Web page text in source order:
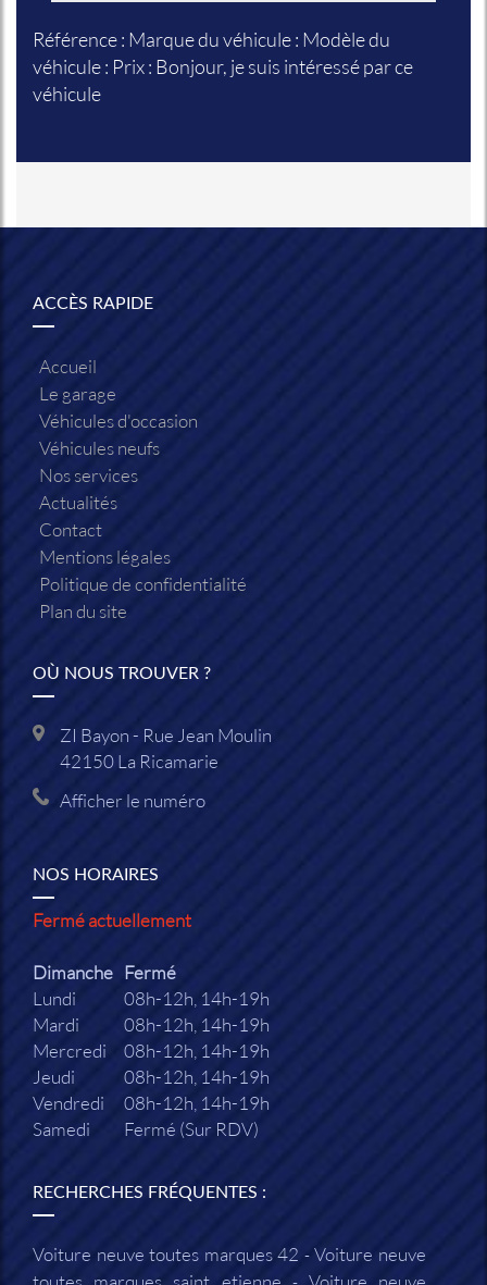
Référence : Marque du véhicule : Modèle du
véhicule : Prix : Bonjour, je suis intéressé par ce
véhicule
ACCÈS RAPIDE
Accueil
Le garage
Véhicules d'occasion
Véhicules neufs
Nos services
Actualités
Contact
Mentions légales
Politique de confidentialité
Plan du site
OÙ NOUS TROUVER ?
ZI Bayon - Rue Jean Moulin
42150La Ricamarie
Afficher le numéro
NOS HORAIRES
Fermé actuellement
Dimanche Fermé
Lundi
08h-12h, 14h-19h
Mardi
08h-12h, 14h-19h
Mercredi
08h-12h, 14h-19h
Jeudi
08h-12h, 14h-19h
Vendredi
08h-12h, 14h-19h
Samedi
Fermé (Sur RDV)
RECHERCHES FRÉQUENTES :
Voiture neuve toutes marques 42
Voiture neuve